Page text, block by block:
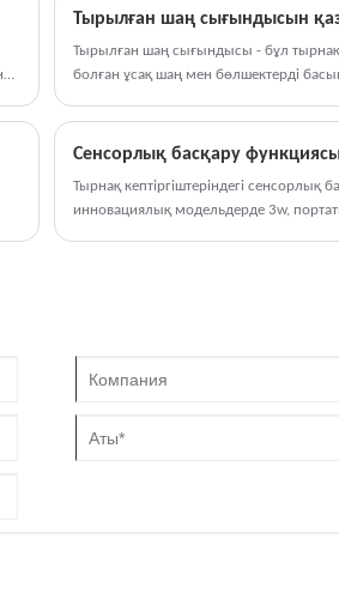
оңай сатылады, өйткені
көпшілігі оны қабылдайды.
өнімдерін тез және біркелкі өңдеуге
Тырылған шаң сығындысын
Тырылған шаң сығындысы - бұл
болған ұсақ шаң мен бөлшектерді
экстрактор гигиеналық жағдайларды
рөл атқарады.
Тырнақ кептіргіштеріндегі
инновациялық модельдерде 3w,